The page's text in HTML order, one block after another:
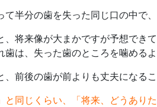
て半分の歯を失った同じ口の中で
、将来像が大まかですが予想でき
歯は、失った歯のところを噛める
、前後の歯が前よりも丈夫になる
と同じくらい、「将来、どうあり